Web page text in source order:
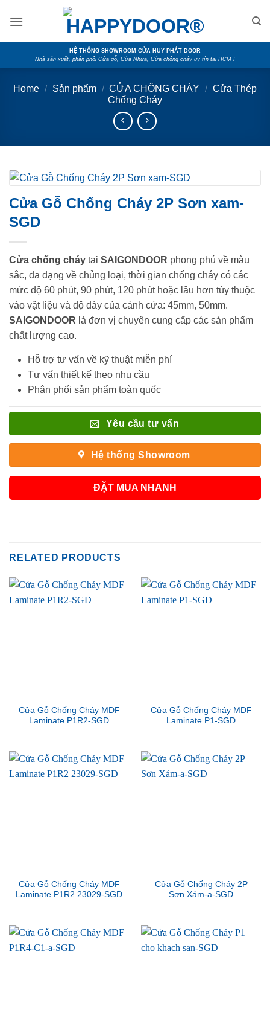
HỆ THỐNG SHOWROOM CỬA HUY PHÁT DOOR
Nhà sản xuất, phân phối Cửa gỗ, Cửa Nhựa, Cửa chống cháy uy tín tại HCM !
Home / Sản phẩm / CỬA CHỐNG CHÁY / Cửa Thép
Chống Cháy
Cửa Gỗ Chống Cháy 2P Sơn xam-
SGD
Cửa chống cháy tại SAIGONDOOR phong phú về màu
sắc, đa dạng về chủng loại, thời gian chống cháy có các
mức độ 60 phút, 90 phút, 120 phút hoặc lâu hơn tùy thuộc
vào vật liệu và độ dày của cánh cửa: 45mm, 50mm.
SAIGONDOOR là đơn vị chuyên cung cấp các sản phẩm
chất lượng cao.
Hỗ trợ tư vấn về kỹ thuật miễn phí
Tư vấn thiết kế theo nhu cầu
Phân phối sản phẩm toàn quốc
Yêu cầu tư vấn
Hệ thống Showroom
ĐẶT MUA NHANH
RELATED PRODUCTS
Cửa Gỗ Chống Cháy MDF
Laminate P1R2-SGD
Cửa Gỗ Chống Cháy MDF
Laminate P1-SGD
Cửa Gỗ Chống Cháy MDF
Laminate P1R2 23029-SGD
Cửa Gỗ Chống Cháy 2P
Sơn Xám-a-SGD